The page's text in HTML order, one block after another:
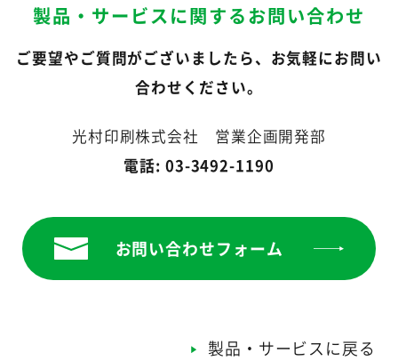
製品・サービスに関するお問い合わせ
ご要望やご質問がございましたら、お気軽にお問い
合わせください。
光村印刷株式会社 営業企画開発部
電話: 03-3492-1190
お問い合わせフォーム
製品・サービスに戻る